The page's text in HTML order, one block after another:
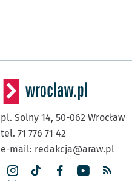
pl. Solny 14, 50-062 Wrocław
tel. 71 776 71 42
e-mail: redakcja@araw.pl